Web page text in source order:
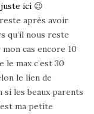
ici 😉
après avoir
qu’il nous reste
cas encore 10
max c’est 30
le lien de
si les beaux parents
ma petite